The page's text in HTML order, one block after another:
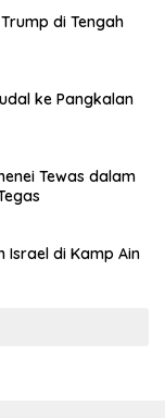
di Tengah
ke Pangkalan
Tewas dalam
Israel di Kamp Ain